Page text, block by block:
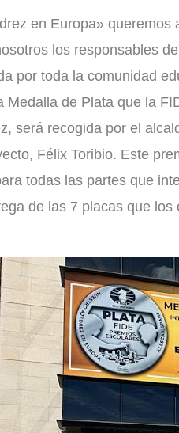
en Europa»
los responsables
por toda la comunidad
Medalla de Plata que la
será recogida por el
Félix Toribio. Este
todas las partes que
de las 7 placas que